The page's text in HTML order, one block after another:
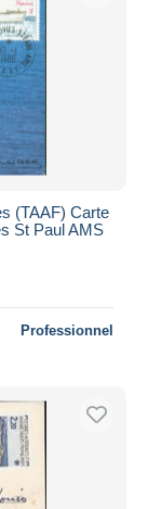
(TAAF) Carte
St Paul AMS
Professionnel